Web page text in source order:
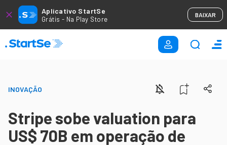
Aplicativo StartSe
Grátis - Na Play Store
BAIXAR
INOVAÇÃO
Stripe sobe valuation para
US$ 70B em operação de